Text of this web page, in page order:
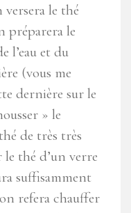
le thé
préparera le
l’eau et du
(vous me
dernière sur le
» le
de très très
thé d’un verre
suffisamment
refera chauffer